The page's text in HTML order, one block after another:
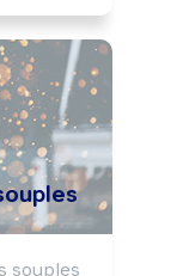
souples